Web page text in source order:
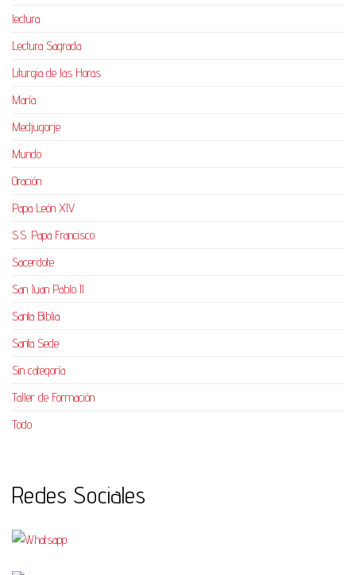
lectura
Lectura Sagrada
Liturgia de las Horas
María
Medjugorje
Mundo
Oración
Papa León XIV
S.S. Papa Francisco
Sacerdote
San Juan Pablo II
Santa Biblia
Santa Sede
Sin categoría
Taller de Formación
Todo
Redes Sociales